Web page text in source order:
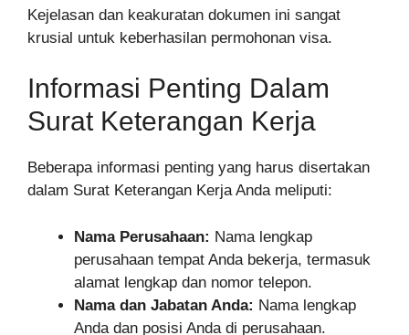
Kejelasan dan keakuratan dokumen ini sangat
krusial untuk keberhasilan permohonan visa.
Informasi Penting Dalam
Surat Keterangan Kerja
Beberapa informasi penting yang harus disertakan
dalam Surat Keterangan Kerja Anda meliputi:
Nama Perusahaan: Nama lengkap
perusahaan tempat Anda bekerja, termasuk
alamat lengkap dan nomor telepon.
Nama dan Jabatan Anda: Nama lengkap
Anda dan posisi Anda di perusahaan.